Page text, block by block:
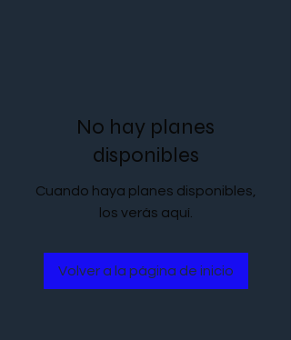
No hay planes
disponibles
Cuando haya planes disponibles,
los verás aquí.
Volver a la página de inicio